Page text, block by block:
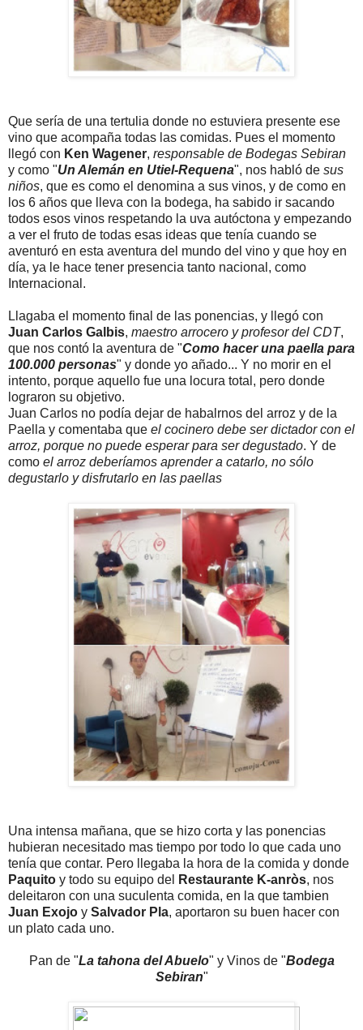
Que sería de una tertulia donde no estuviera presente ese
vino que acompaña todas las comidas. Pues el momento
llegó con Ken Wagener, responsable de Bodegas Sebiran
y como "Un Alemán en Utiel-Requena", nos habló de sus
niños, que es como el denomina a sus vinos, y de como en
los 6 años que lleva con la bodega, ha sabido ir sacando
todos esos vinos respetando la uva autóctona y empezando
a ver el fruto de todas esas ideas que tenía cuando se
aventuró en esta aventura del mundo del vino y que hoy en
día, ya le hace tener presencia tanto nacional, como
Internacional.
Llagaba el momento final de las ponencias, y llegó con
Juan Carlos Galbis, maestro arrocero y profesor del CDT,
que nos contó la aventura de "Como hacer una paella para
100.000 personas" y donde yo añado... Y no morir en el
intento, porque aquello fue una locura total, pero donde
lograron su objetivo.
Juan Carlos no podía dejar de habalrnos del arroz y de la
Paella y comentaba que el cocinero debe ser dictador con el
arroz, porque no puede esperar para ser degustado. Y de
como el arroz deberíamos aprender a catarlo, no sólo
degustarlo y disfrutarlo en las paellas
Una intensa mañana, que se hizo corta y las ponencias
hubieran necesitado mas tiempo por todo lo que cada uno
tenía que contar. Pero llegaba la hora de la comida y donde
Paquito y todo su equipo del Restaurante K-anròs, nos
deleitaron con una suculenta comida, en la que tambien
Juan Exojo y Salvador Pla, aportaron su buen hacer con
un plato cada uno.
Pan de "La tahona del Abuelo" y Vinos de "Bodega
Sebiran"